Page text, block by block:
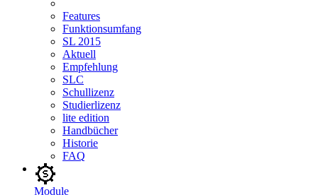
Features
Funktionsumfang
SL 2015
Aktuell
Empfehlung
SLC
Schullizenz
Studierlizenz
lite edition
Handbücher
Historie
FAQ
Module